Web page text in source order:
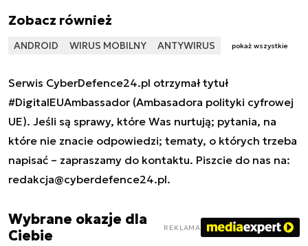
Zobacz również
ANDROID WIRUS MOBILNY ANTYWIRUS pokaż wszystkie
Serwis CyberDefence24.pl otrzymał tytuł
#DigitalEUAmbassador (Ambasadora polityki cyfrowej
UE). Jeśli są sprawy, które Was nurtują; pytania, na
które nie znacie odpowiedzi; tematy, o których trzeba
napisać – zapraszamy do kontaktu. Piszcie do nas na:
redakcja@cyberdefence24.pl.
Wybrane okazje dla
Ciebie
REKLAMA